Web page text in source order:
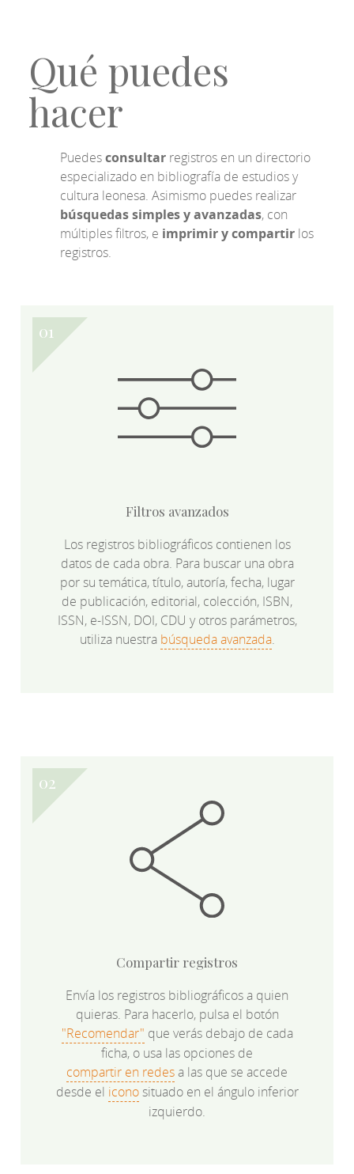
Qué puedes
hacer
Puedesconsultar registros en un directorio
especializado en bibliografía de estudios y
cultura leonesa. Asimismo puedes realizar
búsquedas simples y avanzadas, con
múltiples filtros, e imprimir y compartir los
registros.
Filtros avanzados
Los registros bibliográficos contienen los
datos de cada obra. Para buscar una obra
por su temática, título, autoría, fecha, lugar
de publicación, editorial, colección, ISBN,
ISSN, e-ISSN, DOI, CDU y otros parámetros,
utiliza nuestra búsqueda avanzada.
Compartir registros
Envía los registros bibliográficos a quien
quieras. Para hacerlo, pulsa el botón
"Recomendar" que verás debajo de cada
ficha, o usa las opciones de
compartir en redesa las que se accede
desde el iconosituado en el ángulo inferior
izquierdo.